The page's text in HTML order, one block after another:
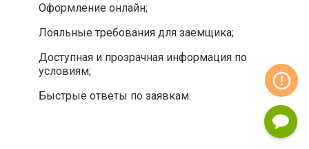
Оформление онлайн;
Лояльные требования для заемщика;
Доступная и прозрачная информация по
условиям;
Быстрые ответы по заявкам.